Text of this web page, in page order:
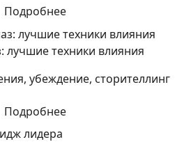
Подробнее
лучшие техники влияния
убеждение, сторителлинг
Подробнее